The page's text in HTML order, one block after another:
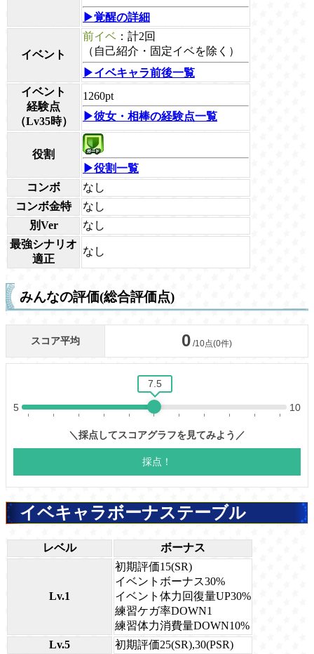
▶覚醒の詳細
イベント
前イベ ：計2回
（自己紹介・固定イベを除く）
▶イベキャラ前後一覧
イベント
経験点
（Lv35時）
1260pt
▶彼女・相棒の経験点一覧
役割
▶役割一覧
コンボ
なし
コンボ金特
なし
別Ver
なし
最強シナリオ
適正
なし
みんなの評価(総合評価点)
イベキャラボーナステーブル
レベル ボーナス
Lv.1
初期評価15(SR)
イベントボーナス30%
イベント体力回復量UP30%
練習ケガ率DOWN1
練習体力消費量DOWN10%
Lv.5
初期評価25(SR),30(PSR)